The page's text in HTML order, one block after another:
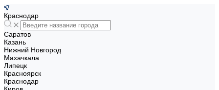
Краснодар
Саратов
Казань
Нижний Новгород
Махачкала
Липецк
Красноярск
Краснодар